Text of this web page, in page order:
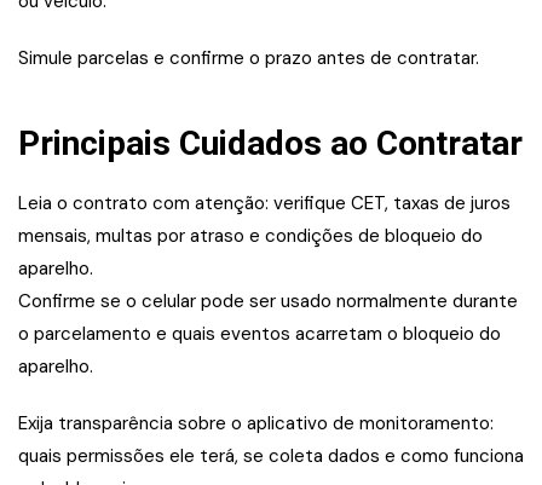
Simule parcelas e confirme o prazo antes de contratar.
Principais Cuidados ao Contratar
Leia o contrato com atenção: verifique CET, taxas de juros
mensais, multas por atraso e condições de bloqueio do
aparelho.
Confirme se o celular pode ser usado normalmente durante
o parcelamento e quais eventos acarretam o bloqueio do
aparelho.
Exija transparência sobre o aplicativo de monitoramento:
quais permissões ele terá, se coleta dados e como funciona